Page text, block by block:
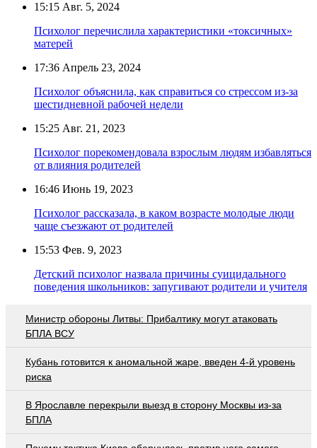
15:15 Авг. 5, 2024
Психолог перечислила характеристики «токсичных»
матерей
17:36 Апрель 23, 2024
Психолог объяснила, как справиться со стрессом из-за
шестидневной рабочей недели
15:25 Авг. 21, 2023
Психолог порекомендовала взрослым людям избавляться
от влияния родителей
16:46 Июнь 19, 2023
Психолог рассказала, в каком возрасте молодые люди
чаще съезжают от родителей
15:53 Фев. 9, 2023
Детский психолог назвала причины суицидального
поведения школьников: запугивают родители и учителя
Министр обороны Литвы: Прибалтику могут атаковать
БПЛА ВСУ
Кубань готовится к аномальной жаре, введен 4-й уровень
риска
В Ярославле перекрыли выезд в сторону Москвы из-за
БПЛА